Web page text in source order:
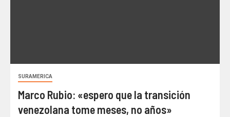
SURAMERICA
Marco Rubio: «espero que la transición
venezolana tome meses, no años»